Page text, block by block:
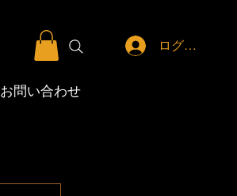
ログイン
お問い合わせ